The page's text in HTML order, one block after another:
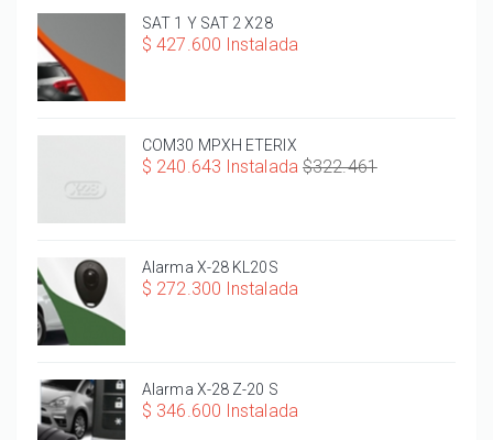
SAT 1 Y SAT 2 X28
$ 427.600 Instalada
COM30 MPXH ETERIX
$ 240.643 Instalada $322.461
Alarma X-28 KL20S
$ 272.300 Instalada
Alarma X-28 Z-20 S
$ 346.600 Instalada